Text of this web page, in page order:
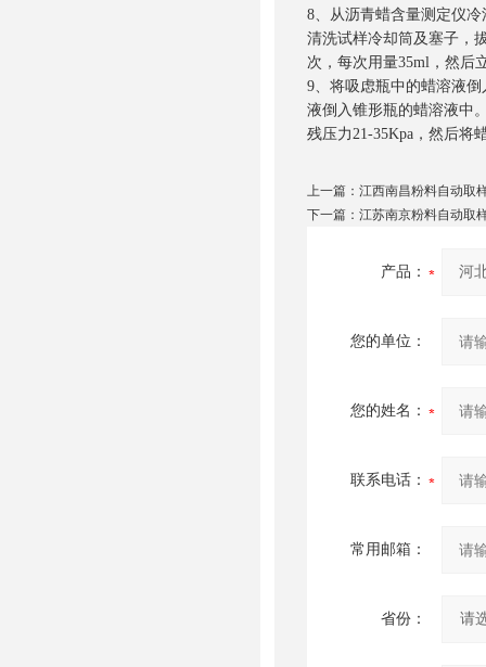
8、从沥青蜡含量测定仪
清洗试样冷却筒及塞子，
次，每次用量35ml，然后
9、将吸虑瓶中的蜡溶液
液倒入锥形瓶的蜡溶液中
残压力21-35Kpa，然后将
上一篇： 江西南昌粉料自动取
下一篇： 江苏南京粉料自动取
产品：
您的单位：
您的姓名：
联系电话：
常用邮箱：
省份：